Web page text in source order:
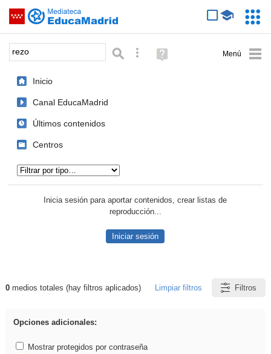
Saltar navegación
Palabra o frase: Búsqueda avanzada
Ayuda
(en
Inicio
Canal EducaMadrid
Últimos contenidos
Centros
Inicia sesión para aportar contenidos, crear listas de
reproducción...
Iniciar sesión
Resultados de: rezo
0medios totales (hay filtros aplicados) Limpiar filtros Filtros
Opciones adicionales:
Mostrar protegidos por contraseña